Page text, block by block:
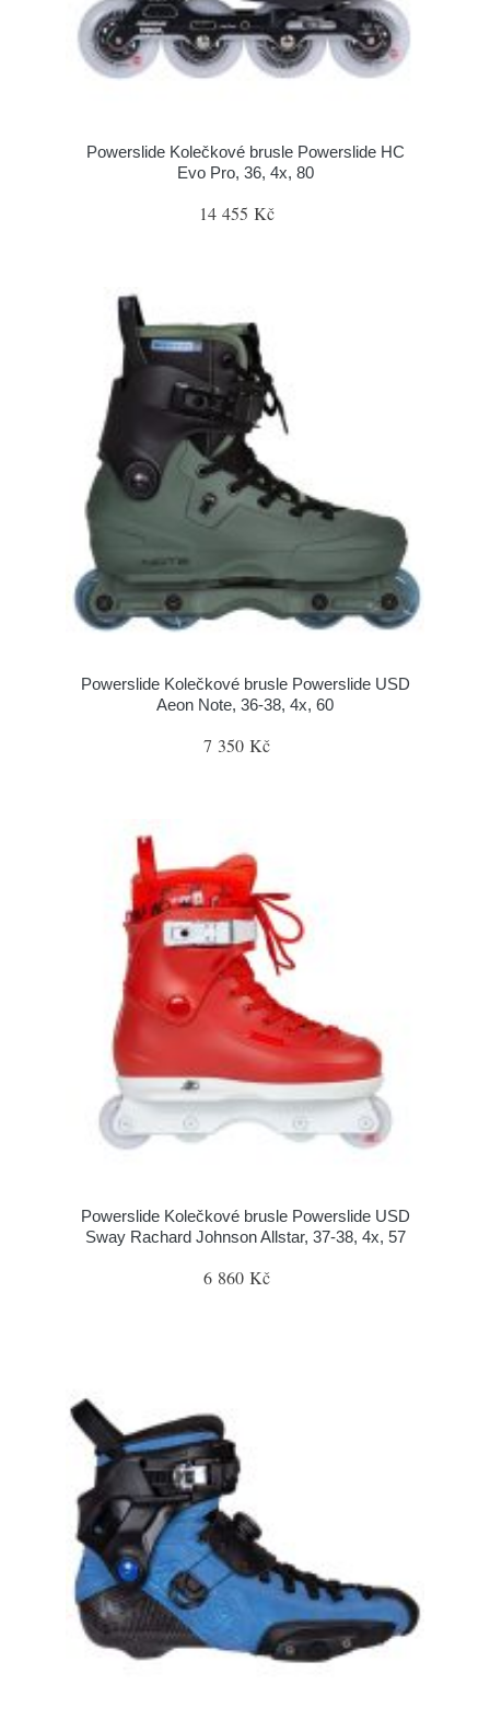
Powerslide Kolečkové brusle Powerslide HC
Evo Pro, 36, 4x, 80
14 455 Kč
Powerslide Kolečkové brusle Powerslide USD
Aeon Note, 36-38, 4x, 60
7 350 Kč
Powerslide Kolečkové brusle Powerslide USD
Sway Rachard Johnson Allstar, 37-38, 4x, 57
6 860 Kč